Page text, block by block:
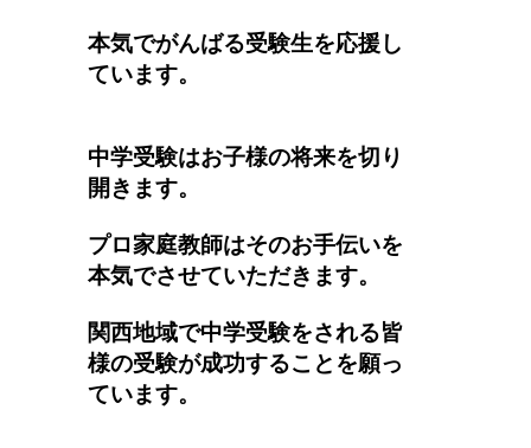
本気でがんばる受験生を応援し
ています。
中学受験はお子様の将来を切り
開きます。
プロ家庭教師はそのお手伝いを
本気でさせていただきます。
関西地域で中学受験をされる皆
様の受験が成功することを願っ
ています。